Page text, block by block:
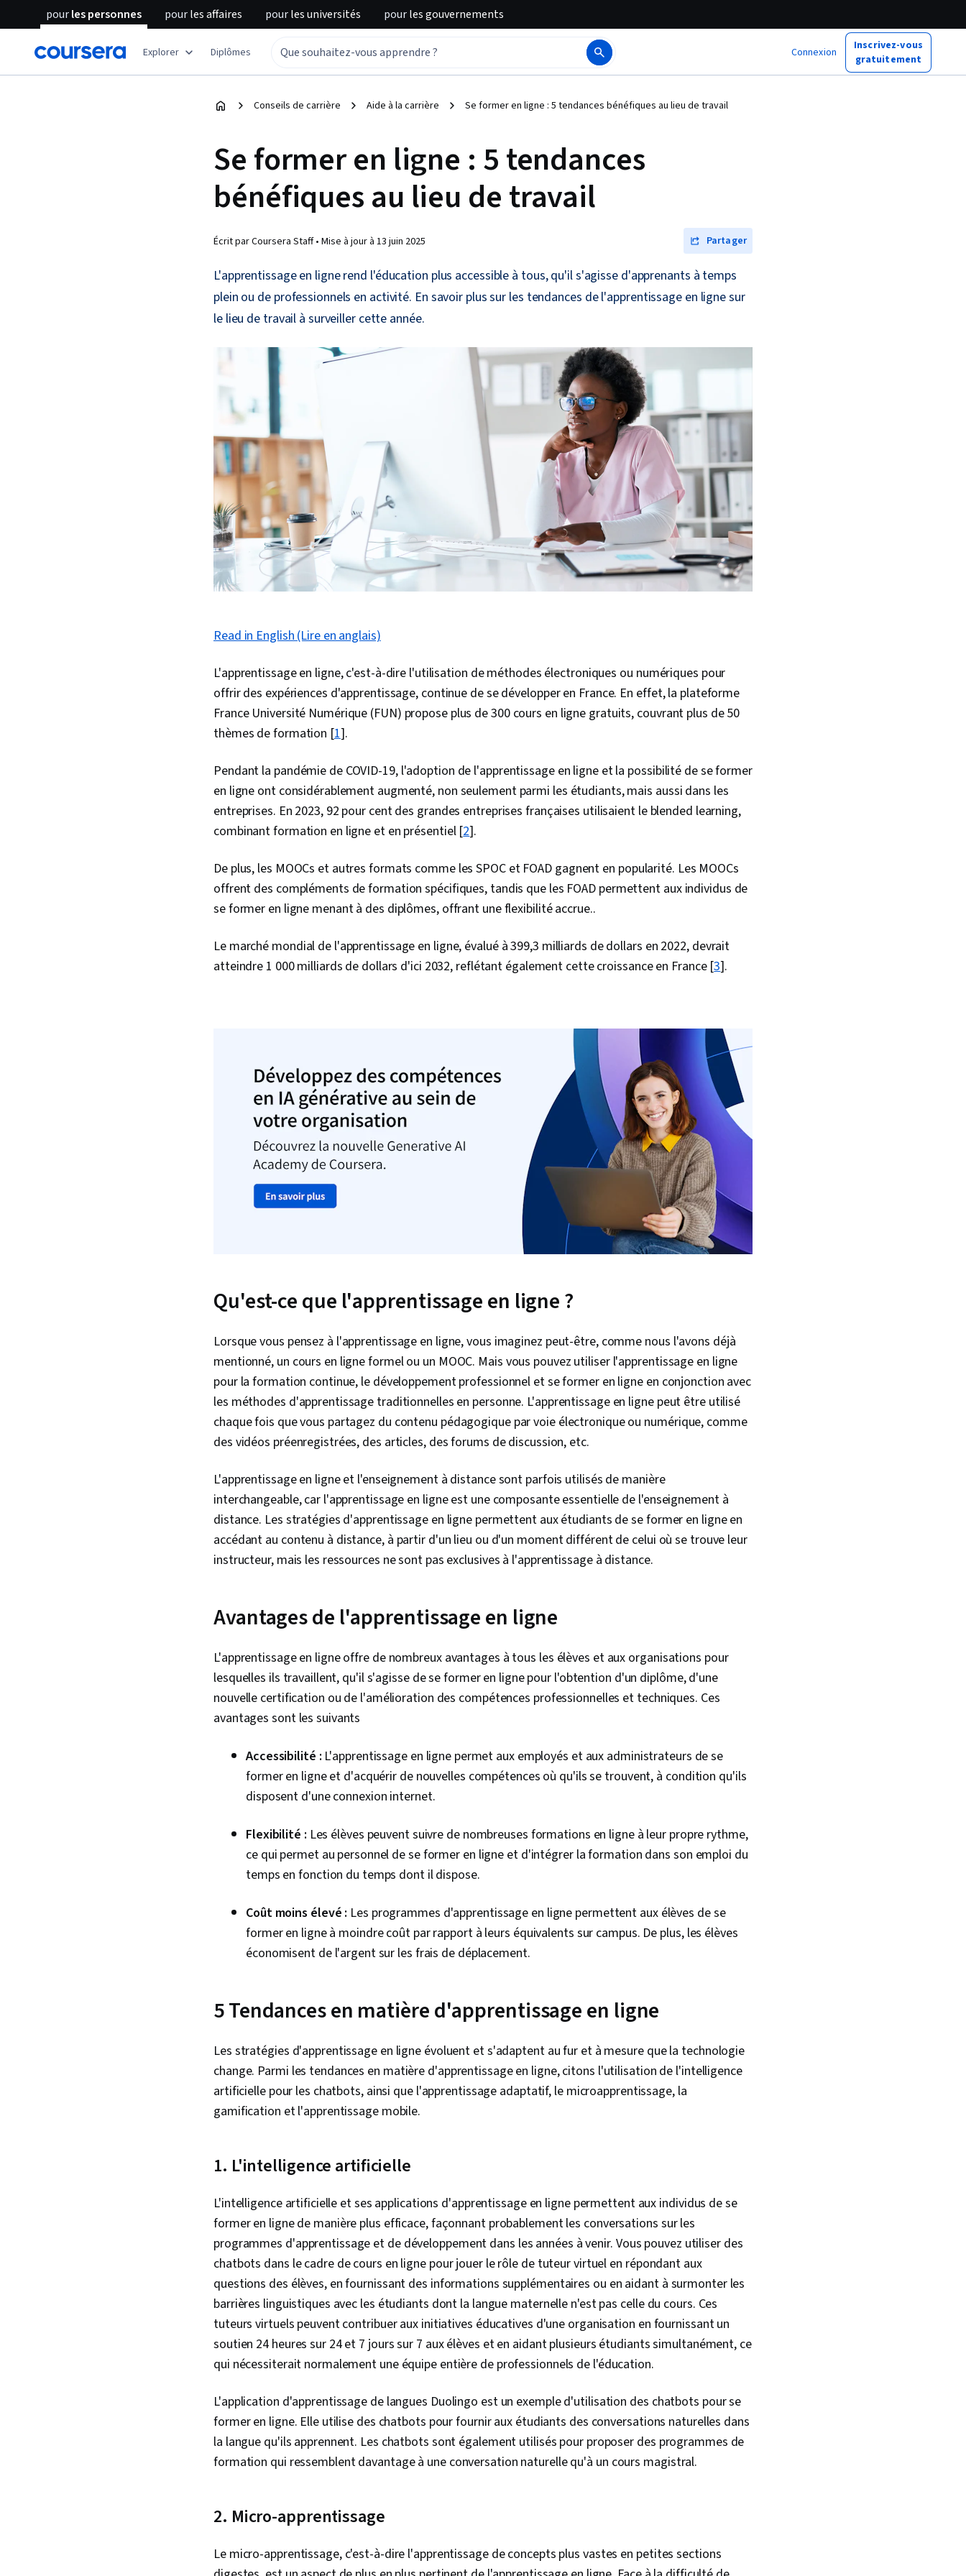
pourles personnes pourles affaires pourles universités pourles gouvernements
Explorer Diplômes Connexion
Inscrivez-vous
gratuitement
Conseils de carrière Aide à la carrière Se former en ligne : 5 tendances bénéfiques au lieu de travail
Se former en ligne : 5 tendances
bénéfiques au lieu de travail
Écrit par Coursera Staff • Mise à jour à 13 juin 2025 Partager
L'apprentissage en ligne rend l'éducation plus accessible à tous, qu'il s'agisse d'apprenants à temps
plein ou de professionnels en activité. En savoir plus sur les tendances de l'apprentissage en ligne sur
le lieu de travail à surveiller cette année.
Read in English (Lire en anglais)
L'apprentissage en ligne, c'est-à-dire l'utilisation de méthodes électroniques ou numériques pour
offrir des expériences d'apprentissage, continue de se développer en France. En effet, la plateforme
France Université Numérique (FUN) propose plus de 300 cours en ligne gratuits, couvrant plus de 50
thèmes de formation [1]​.
Pendant la pandémie de COVID-19, l'adoption de l'apprentissage en ligne et la possibilité de se former
en ligne ont considérablement augmenté, non seulement parmi les étudiants, mais aussi dans les
entreprises. En 2023, 92 pour cent des grandes entreprises françaises utilisaient le blended learning,
combinant formation en ligne et en présentiel​ [2].
De plus, les MOOCs et autres formats comme les SPOC et FOAD gagnent en popularité. Les MOOCs
offrent des compléments de formation spécifiques, tandis que les FOAD permettent aux individus de
se former en ligne menant à des diplômes, offrant une flexibilité accrue..
Le marché mondial de l'apprentissage en ligne, évalué à 399,3 milliards de dollars en 2022, devrait
atteindre 1 000 milliards de dollars d'ici 2032, reflétant également cette croissance en France​​ [3].
Qu'est-ce que l'apprentissage en ligne ?
Lorsque vous pensez à l'apprentissage en ligne, vous imaginez peut-être, comme nous l'avons déjà
mentionné, un cours en ligne formel ou un MOOC. Mais vous pouvez utiliser l'apprentissage en ligne
pour la formation continue, le développement professionnel et se former en ligne en conjonction avec
les méthodes d'apprentissage traditionnelles en personne. L'apprentissage en ligne peut être utilisé
chaque fois que vous partagez du contenu pédagogique par voie électronique ou numérique, comme
des vidéos préenregistrées, des articles, des forums de discussion, etc.
L'apprentissage en ligne et l'enseignement à distance sont parfois utilisés de manière
interchangeable, car l'apprentissage en ligne est une composante essentielle de l'enseignement à
distance. Les stratégies d'apprentissage en ligne permettent aux étudiants de se former en ligne en
accédant au contenu à distance, à partir d'un lieu ou d'un moment différent de celui où se trouve leur
instructeur, mais les ressources ne sont pas exclusives à l'apprentissage à distance.
Avantages de l'apprentissage en ligne
L'apprentissage en ligne offre de nombreux avantages à tous les élèves et aux organisations pour
lesquelles ils travaillent, qu'il s'agisse de se former en ligne pour l'obtention d'un diplôme, d'une
nouvelle certification ou de l'amélioration des compétences professionnelles et techniques. Ces
avantages sont les suivants
Accessibilité : L'apprentissage en ligne permet aux employés et aux administrateurs de se
former en ligne et d'acquérir de nouvelles compétences où qu'ils se trouvent, à condition qu'ils
disposent d'une connexion internet.
Flexibilité : Les élèves peuvent suivre de nombreuses formations en ligne à leur propre rythme,
ce qui permet au personnel de se former en ligne et d'intégrer la formation dans son emploi du
temps en fonction du temps dont il dispose.
Coût moins élevé : Les programmes d'apprentissage en ligne permettent aux élèves de se
former en ligne à moindre coût par rapport à leurs équivalents sur campus. De plus, les élèves
économisent de l'argent sur les frais de déplacement.
5 Tendances en matière d'apprentissage en ligne
Les stratégies d'apprentissage en ligne évoluent et s'adaptent au fur et à mesure que la technologie
change. Parmi les tendances en matière d'apprentissage en ligne, citons l'utilisation de l'intelligence
artificielle pour les chatbots, ainsi que l'apprentissage adaptatif, le microapprentissage, la
gamification et l'apprentissage mobile.
1. L'intelligence artificielle
L'intelligence artificielle et ses applications d'apprentissage en ligne permettent aux individus de se
former en ligne de manière plus efficace, façonnant probablement les conversations sur les
programmes d'apprentissage et de développement dans les années à venir. Vous pouvez utiliser des
chatbots dans le cadre de cours en ligne pour jouer le rôle de tuteur virtuel en répondant aux
questions des élèves, en fournissant des informations supplémentaires ou en aidant à surmonter les
barrières linguistiques avec les étudiants dont la langue maternelle n'est pas celle du cours. Ces
tuteurs virtuels peuvent contribuer aux initiatives éducatives d'une organisation en fournissant un
soutien 24 heures sur 24 et 7 jours sur 7 aux élèves et en aidant plusieurs étudiants simultanément, ce
qui nécessiterait normalement une équipe entière de professionnels de l'éducation.
L'application d'apprentissage de langues Duolingo est un exemple d'utilisation des chatbots pour se
former en ligne. Elle utilise des chatbots pour fournir aux étudiants des conversations naturelles dans
la langue qu'ils apprennent. Les chatbots sont également utilisés pour proposer des programmes de
formation qui ressemblent davantage à une conversation naturelle qu'à un cours magistral.
2. Micro-apprentissage
Le micro-apprentissage, c'est-à-dire l'apprentissage de concepts plus vastes en petites sections